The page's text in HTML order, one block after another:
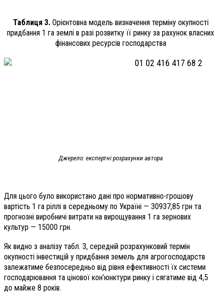
Таблиця 3.Орієнтовна модель визначення терміну окупності
придбання 1 га землі в разі розвитку її ринку за рахунок власних
фінансових ресурсів господарства
Джерело: експертні розрахунки автора
Для цього було використано дані про нормативно-грошову
вартість 1 га ріллі в середньому по Україні — 30937,85 грн та
прогнозні виробничі витрати на вирощування 1 га зернових
культур — 15000 грн.
Як видно з аналізу табл. 3, середній розрахунковий термін
окупності інвестицій у придбання земель для агрогосподарств
залежатиме безпосередньо від рівня ефективності їх системи
господарювання та цінової кон’юнктури ринку і сягатиме від 4,5
до майже 8 років.